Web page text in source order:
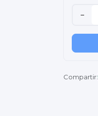
−
Compartir: